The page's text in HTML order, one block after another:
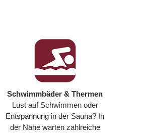
Schwimmbäder & Thermen
Lust auf Schwimmen oder
Entspannung in der Sauna? In
der Nähe warten zahlreiche